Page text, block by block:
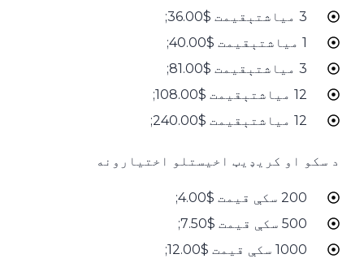
3 میاشتېقیمت $36.00;
1 میاشتېقیمت $40.00;
3 میاشتېقیمت $81.00;
12 میاشتېقیمت $108.00;
12 میاشتېقیمت $240.00;
د سکو او کریډیټ اخیستلو اختیارونه
200 سکې قیمت $4.00;
500 سکې قیمت $7.50;
1000 سکې قیمت $12.00;